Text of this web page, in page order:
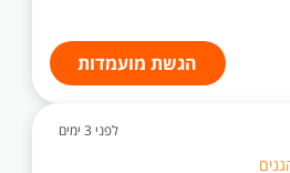
הגשת מועמדות
לפני 3 ימים